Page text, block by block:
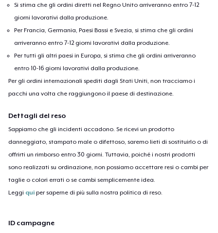
Si stima che gli ordini diretti nel Regno Unito arriveranno entro 7-12
giorni lavorativi dalla produzione.
Per Francia, Germania, Paesi Bassi e Svezia, si stima che gli ordini
arriveranno entro 7-12 giorni lavorativi dalla produzione.
Per tutti gli altri paesi in Europa, si stima che gli ordini arriveranno
entro 10-16 giorni lavorativi dalla produzione.
Per gli ordini internazionali spediti dagli Stati Uniti, non tracciamo i
pacchi una volta che raggiungono il paese di destinazione.
Dettagli del reso
Sappiamo che gli incidenti accadono. Se ricevi un prodotto
danneggiato, stampato male o difettoso, saremo lieti di sostituirlo o di
offrirti un rimborso entro 30 giorni. Tuttavia, poiché i nostri prodotti
sono realizzati su ordinazione, non possiamo accettare resi o cambi per
taglie o colori errati o se cambi semplicemente idea.
Leggi qui per saperne di più sulla nostra politica di reso.
ID campagne